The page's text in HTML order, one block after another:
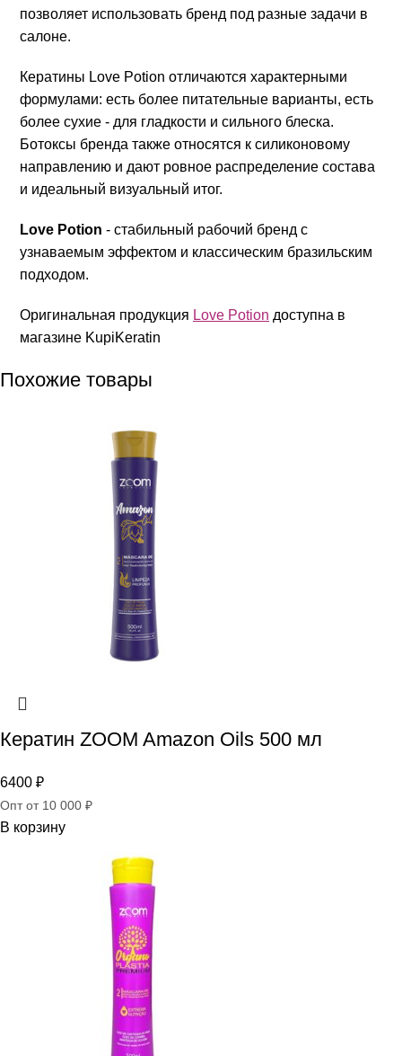
позволяет использовать бренд под разные задачи в
салоне.
Кератины Love Potion отличаются характерными
формулами: есть более питательные варианты, есть
более сухие - для гладкости и сильного блеска.
Ботоксы бренда также относятся к силиконовому
направлению и дают ровное распределение состава
и идеальный визуальный итог.
Love Potion - стабильный рабочий бренд с
узнаваемым эффектом и классическим бразильским
подходом.
Оригинальная продукция Love Potion доступна в
магазине KupiKeratin
Похожие товары
Кератин ZOOM Amazon Oils 500 мл
6400 ₽
Опт от 10 000 ₽
В корзину